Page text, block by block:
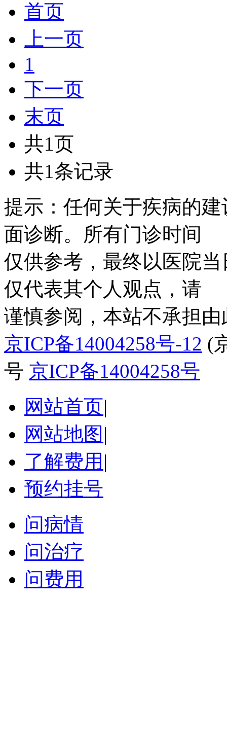
首页
上一页
1
下一页
末页
共1页
共1条记录
提示：任何关于疾病的
面诊断。所有门诊时间
仅供参考，最终以医院
仅代表其个人观点，请
谨慎参阅，本站不承担
京ICP备14004258号-12 (
号 京ICP备14004258号
网站首页|
网站地图 |
了解费用 |
预约挂号
问病情
问治疗
问费用